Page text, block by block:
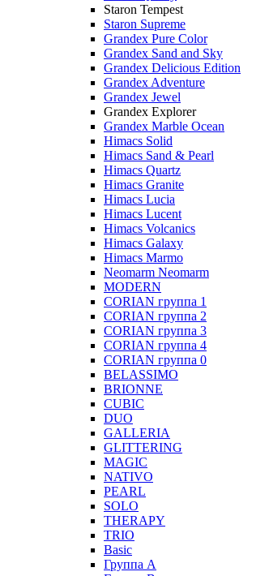
Staron Tempest
Staron Supreme
Grandex Pure Color
Grandex Sand and Sky
Grandex Delicious Edition
Grandex Adventure
Grandex Jewel
Grandex Explorer
Grandex Marble Ocean
Himacs Solid
Himacs Sand & Pearl
Himacs Quartz
Himacs Granite
Himacs Lucia
Himacs Lucent
Himacs Volcanics
Himacs Galaxy
Himacs Marmo
Neomarm Neomarm
MODERN
CORIAN группа 1
CORIAN группа 2
CORIAN группа 3
CORIAN группа 4
CORIAN группа 0
BELASSIMO
BRIONNE
CUBIC
DUO
GALLERIA
GLITTERING
MAGIC
NATIVO
PEARL
SOLO
THERAPY
TRIO
Basic
Группа А